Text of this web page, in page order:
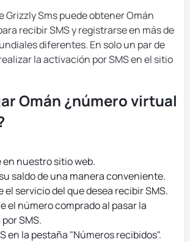
Grizzly Sms puede obtener Omán
recibir SMS y registrarse en más de
diferentes. En solo un par de
la activación por SMS en el sitio
Omán ¿número virtual
en nuestro sitio web.
saldo de una manera conveniente.
el servicio del que desea recibir SMS.
el número comprado al pasar la
SMS.
en la pestaña "Números recibidos".